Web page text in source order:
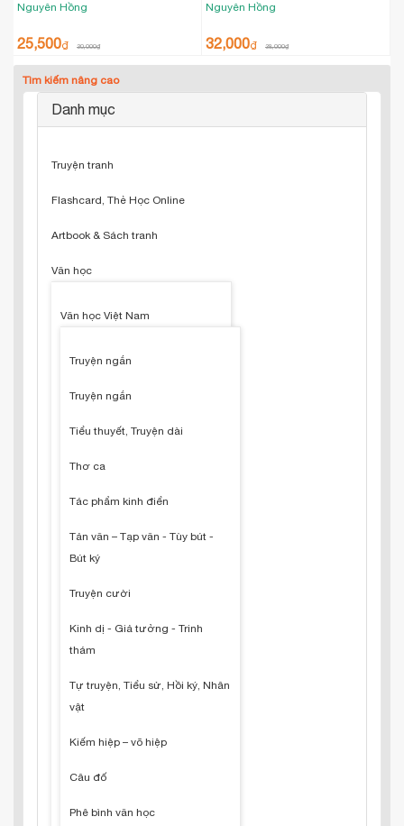
Nguyên Hồng
25,500₫ 30,000₫
Nguyên Hồng
32,000₫ 38,000₫
Tìm kiếm nâng cao
Danh mục
Truyện tranh
Flashcard, Thẻ Học Online
Artbook & Sách tranh
Văn học
Văn học Việt Nam
Truyện ngắn
Truyện ngắn
Tiểu thuyết, Truyện dài
Thơ ca
Tác phẩm kinh điển
Tản văn – Tạp văn - Tùy bút -
Bút ký
Truyện cười
Kinh dị - Giả tưởng - Trinh
thám
Tự truyện, Tiểu sử, Hồi ký, Nhân
vật
Kiếm hiệp – võ hiệp
Câu đố
Phê bình văn học